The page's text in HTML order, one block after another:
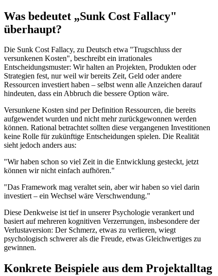
Was bedeutet „Sunk Cost Fallacy"
überhaupt?
Die Sunk Cost Fallacy, zu Deutsch etwa "Trugschluss der
versunkenen Kosten", beschreibt ein irrationales
Entscheidungsmuster: Wir halten an Projekten, Produkten oder
Strategien fest, nur weil wir bereits Zeit, Geld oder andere
Ressourcen investiert haben – selbst wenn alle Anzeichen darauf
hindeuten, dass ein Abbruch die bessere Option wäre.
Versunkene Kosten sind per Definition Ressourcen, die bereits
aufgewendet wurden und nicht mehr zurückgewonnen werden
können. Rational betrachtet sollten diese vergangenen Investitionen
keine Rolle für zukünftige Entscheidungen spielen. Die Realität
sieht jedoch anders aus:
"Wir haben schon so viel Zeit in die Entwicklung gesteckt, jetzt
können wir nicht einfach aufhören."
"Das Framework mag veraltet sein, aber wir haben so viel darin
investiert – ein Wechsel wäre Verschwendung."
Diese Denkweise ist tief in unserer Psychologie verankert und
basiert auf mehreren kognitiven Verzerrungen, insbesondere der
Verlustaversion: Der Schmerz, etwas zu verlieren, wiegt
psychologisch schwerer als die Freude, etwas Gleichwertiges zu
gewinnen.
Konkrete Beispiele aus dem Projektalltag